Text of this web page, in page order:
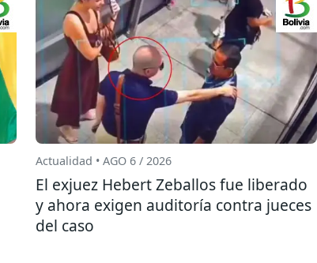
Actualidad • AGO 6 / 2026
El exjuez Hebert Zeballos fue liberado
y ahora exigen auditoría contra jueces
del caso